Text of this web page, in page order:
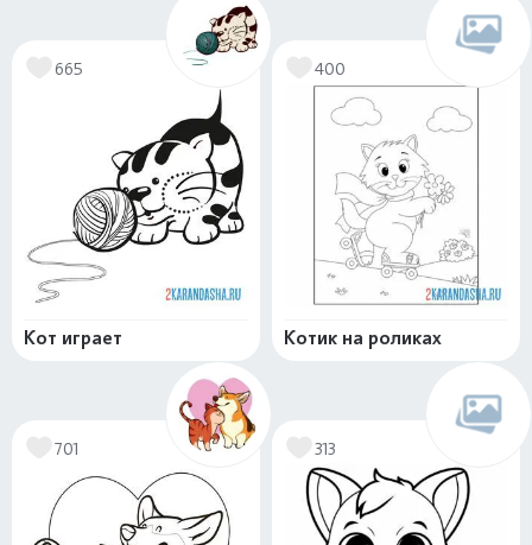
665
Кот играет
400
Котик на роликах
701 313